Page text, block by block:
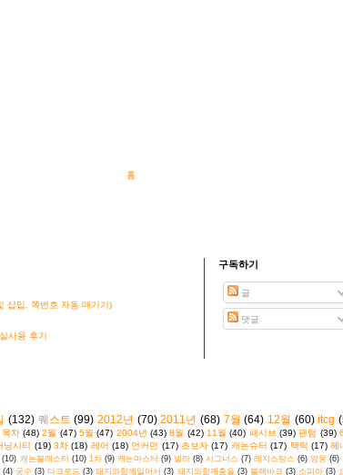
홈
삽입, 쪽번호 자동 매기기)
사용 후기
구독하기
글
댓글
(132) 퀘스트 (99) 2012년 (70) 2011년 (68) 7월 (64) 12월 (60) itcg
목차 (48) 2월 (47) 5월 (47) 2004년 (43) 8월 (42) 11월 (40) 패시브 (39) 팬텀 (39)
닝시티 (19) 3차 (18) 레어 (18) 언커먼 (17) 초보자 (17) 캐논슈터 (17) 택틱 (17) 헤
(10) 캐논블래스터 (10) 1차 (9) 캐논마스터 (9) 넬라 (8) 시그너스 (7) 레지스탕스 (6) 영웅 (6)
(4) 궁수 (3) 다크로드 (3) 돼지와함께일어서 (3) 돼지와함께춤을 (3) 블랙바크 (3) 소피아 (3)